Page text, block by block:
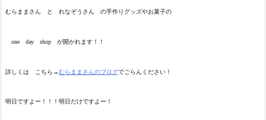
むらままさん と れなぞうさん の手作りグッズやお菓子の
one day shop が開かれます！！
詳しくは こちら→むらままさんのブログでごらんください！
明日ですよー！！！明日だけですよー！